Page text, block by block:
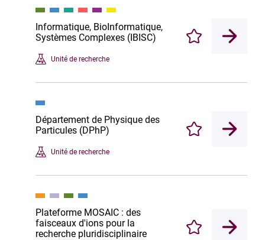
Informatique, BioInformatique,
Systèmes Complexes (IBISC)
Unité de recherche
Enregistrer
Département de Physique des
Particules (DPhP)
Unité de recherche
Enregistrer
Plateforme MOSAIC : des
faisceaux d'ions pour la
recherche pluridisciplinaire
Enregistrer